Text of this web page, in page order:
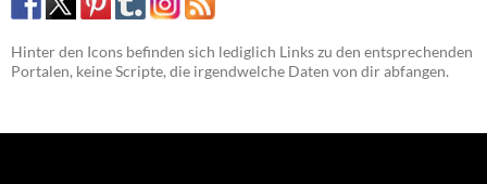
Hinter den Icons befinden sich lediglich Links zu den entsprechenden
Portalen, keine Scripte, die irgendwelche Daten von dir abfangen.